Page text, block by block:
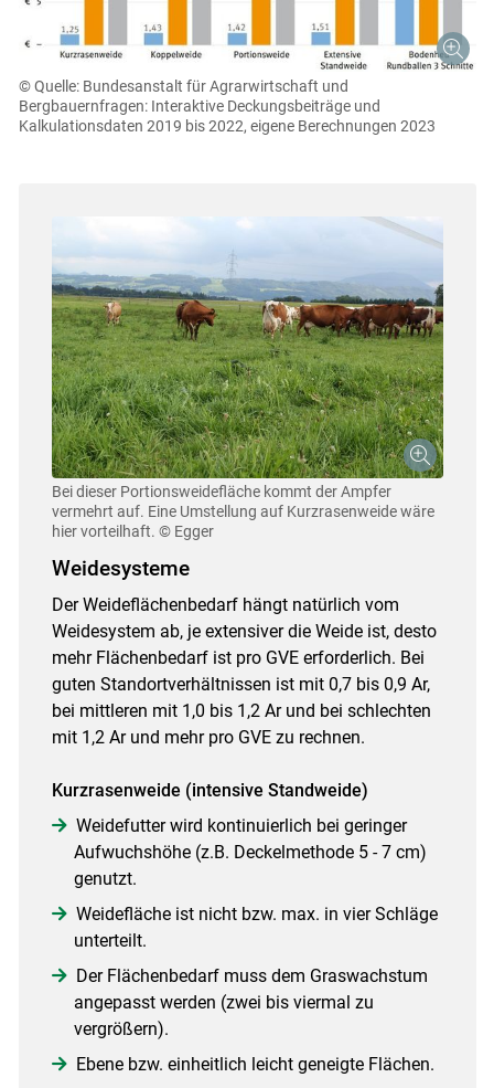
© Quelle: Bundesanstalt für Agrarwirtschaft und
Bergbauernfragen: Interaktive Deckungsbeiträge und
Kalkulationsdaten 2019 bis 2022, eigene Berechnungen 2023
Bei dieser Portionsweidefläche kommt der Ampfer
vermehrt auf. Eine Umstellung auf Kurzrasenweide wäre
hier vorteilhaft. © Egger
Weidesysteme
Der Weideflächenbedarf hängt natürlich vom
Weidesystem ab, je extensiver die Weide ist, desto
mehr Flächenbedarf ist pro GVE erforderlich. Bei
guten Standortverhältnissen ist mit 0,7 bis 0,9 Ar,
bei mittleren mit 1,0 bis 1,2 Ar und bei schlechten
mit 1,2 Ar und mehr pro GVE zu rechnen.
Kurzrasenweide (intensive Standweide)
Weidefutter wird kontinuierlich bei geringer
Aufwuchshöhe (z.B. Deckelmethode 5 - 7 cm)
genutzt.
Weidefläche ist nicht bzw. max. in vier Schläge
unterteilt.
Der Flächenbedarf muss dem Graswachstum
angepasst werden (zwei bis viermal zu
vergrößern).
Ebene bzw. einheitlich leicht geneigte Flächen.